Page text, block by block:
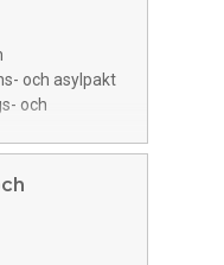
och asylpakt
och